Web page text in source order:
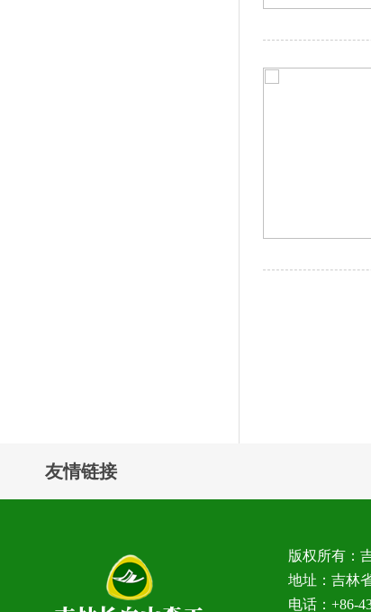
友情链接
版权所有：
地址：吉林
电话：+86-